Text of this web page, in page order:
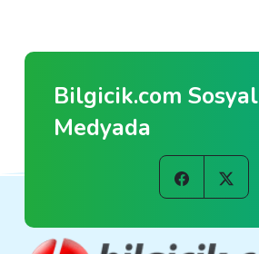
Bilgicik.com Sosyal
Medyada